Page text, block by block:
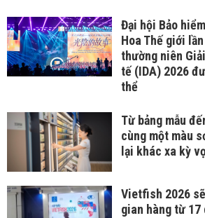
Đại hội Bảo
Hoa Thế giới
thường niên
tế (IDA) 2026
thể
Từ bảng mẫu
cùng một màu
lại khác xa kỳ
Vietfish 2026
gian hàng từ 17